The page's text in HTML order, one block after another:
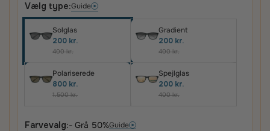
Vælg type:Guide
Solglas
200 kr.
400 kr.
Gradient
200 kr.
400 kr.
Polariserede
800 kr.
1.500 kr.
Spejlglas
200 kr.
400 kr.
Farvevalg:- Grå 50%Guide